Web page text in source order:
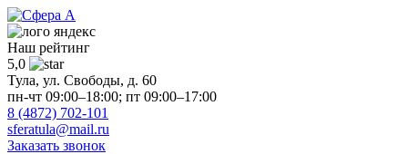
Наш рейтинг
5,0
Тула, ул. Свободы, д. 60
пн-чт 09:00–18:00; пт 09:00–17:00
8 (4872) 702-101
sferatula@mail.ru
Заказать звонок